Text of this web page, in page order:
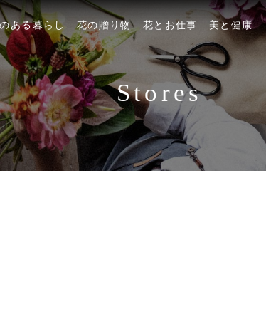
ある暮らし 花の贈り物 花とお仕事 美と健康
Stores